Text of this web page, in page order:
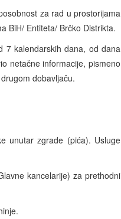
za rad u prostorijama
BiH/ Entiteta/ Brčko Distrikta.
7 kalendarskih dana, od dana
netačne informacije, pismeno
dobavljaču.
zgrade (pića). Usluge
kancelarije) za prethodni